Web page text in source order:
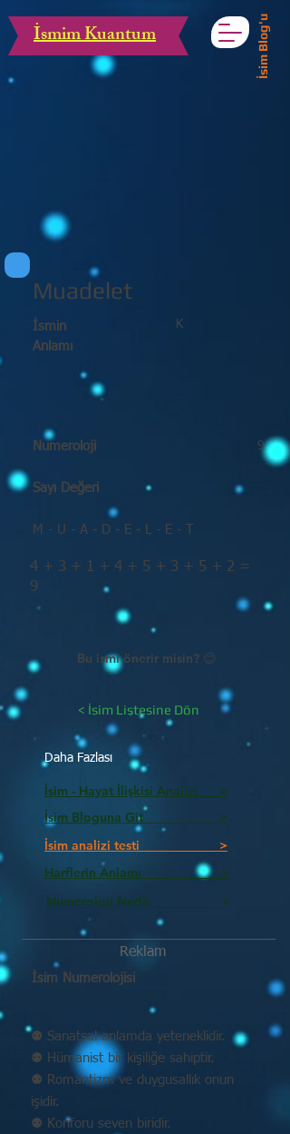
İsmim Kuantum İsim Blog'u
Muadelet
K
İsmin
Anlamı
Numeroloji
Sayı Değeri
9
M - U - A - D - E - L - E - T
4 + 3 + 1 + 4 + 5 + 3 + 5 + 2 =
9
Bu ismi önerir misin? 😊
< İsim Listesine Dön
Daha Fazlası
İsim - Hayat İlişkisi Analizi >
İsim Bloguna Git >
İsim analizi testi >
Harflerin Anlamı >
Numeroloji Nedir_________ >
Reklam
İsim Numerolojisi
⚉ Sanatsal anlamda yeteneklidir.
⚉ Hümanist bir kişiliğe sahiptir.
⚉ Romantizm ve duygusallık onun
işidir.
⚉ Konforu seven biridir.